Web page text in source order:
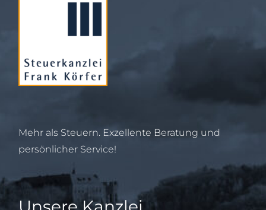
Mehr als Steuern. Exzellente Beratung und
persönlicher Service!